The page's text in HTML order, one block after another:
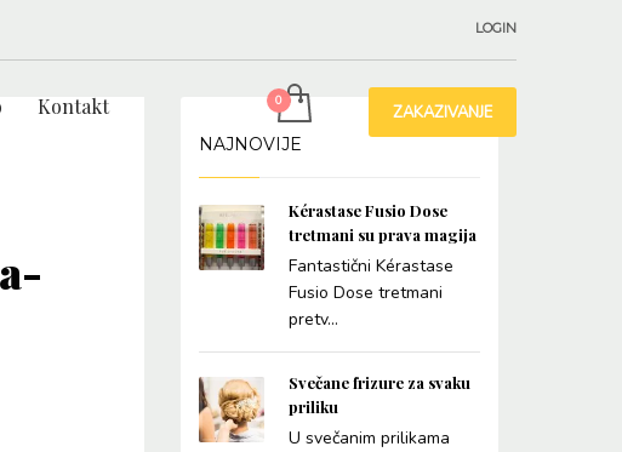
LOGIN
Kontakt ZAKAZIVANJE
NAJNOVIJE
Kérastase Fusio Dose
tretmani su prava magija
Fantastični Kérastase
Fusio Dose tretmani
pretv...
Svečane frizure za svaku
priliku
U svečanim prilikama